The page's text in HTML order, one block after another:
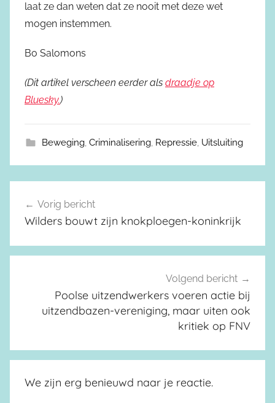
laat ze dan weten dat ze nooit met deze wet
mogen instemmen.
Bo Salomons
(Dit artikel verscheen eerder als draadje op
Bluesky.)
Beweging, Criminalisering, Repressie, Uitsluiting
Berichtnavigatie
Vorig bericht
Wilders bouwt zijn knokploegen-koninkrijk
Volgend bericht
Poolse uitzendwerkers voeren actie bij
uitzendbazen-vereniging, maar uiten ook
kritiek op FNV
We zijn erg benieuwd naar je reactie.